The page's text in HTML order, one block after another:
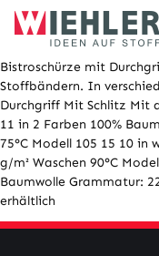
Skip
Bistroschürze mit
Stoffbändern. In
Durchgriff Mit Schlitz Mit
11 in 2 Farben 100%
75°C Modell 105 15 10 in
g/m² Waschen 90°C
Baumwolle Grammatur:
erhältlich